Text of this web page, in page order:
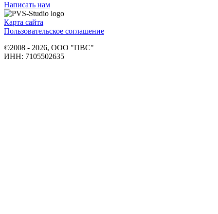
Написать нам
Карта сайта
Пользовательское соглашение
©2008 - 2026, ООО "ПВС"
ИНН: 7105502635